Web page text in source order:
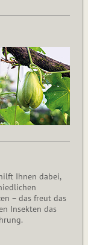
Ihnen dabei,
– das freut das
Insekten das